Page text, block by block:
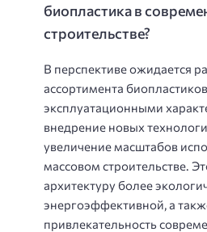
биопластика в
строительстве?
В перспективе ожидается
ассортимента
эксплуатационными
внедрение новых
увеличение масштабов
массовом строительстве.
архитектуру более
энергоэффективной, а
привлекательность